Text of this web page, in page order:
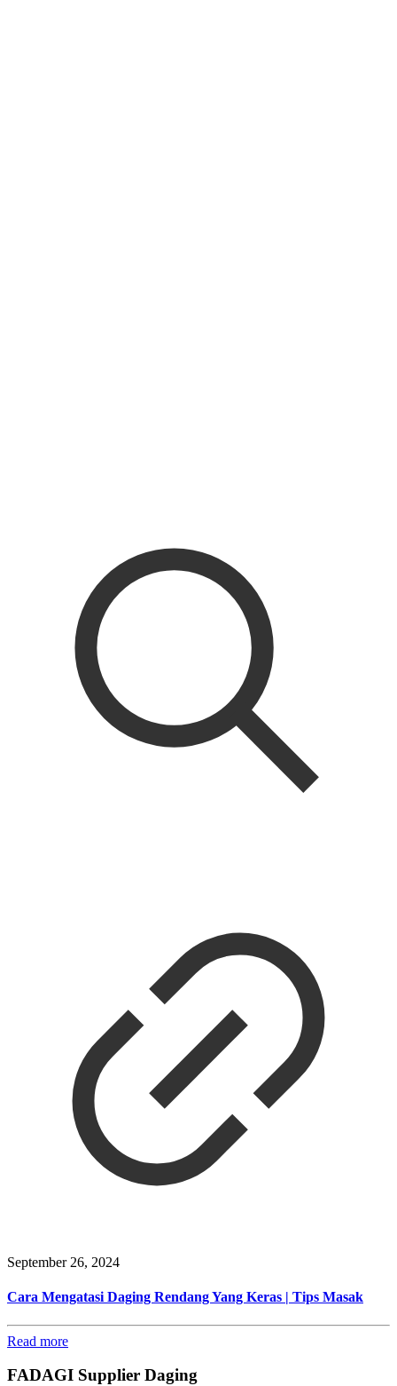
September 26, 2024
Cara Mengatasi Daging Rendang Yang Keras | Tips Masak
Read more
FADAGI Supplier Daging